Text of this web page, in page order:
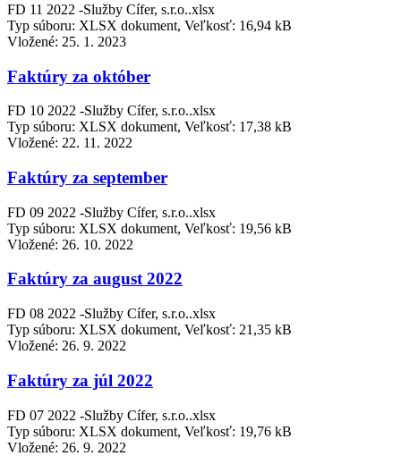
FD 11 2022 -Služby Cífer, s.r.o..xlsx
Typ súboru: XLSX dokument, Veľkosť: 16,94 kB
Vložené: 25. 1. 2023
Faktúry za október
FD 10 2022 -Služby Cífer, s.r.o..xlsx
Typ súboru: XLSX dokument, Veľkosť: 17,38 kB
Vložené: 22. 11. 2022
Faktúry za september
FD 09 2022 -Služby Cífer, s.r.o..xlsx
Typ súboru: XLSX dokument, Veľkosť: 19,56 kB
Vložené: 26. 10. 2022
Faktúry za august 2022
FD 08 2022 -Služby Cífer, s.r.o..xlsx
Typ súboru: XLSX dokument, Veľkosť: 21,35 kB
Vložené: 26. 9. 2022
Faktúry za júl 2022
FD 07 2022 -Služby Cífer, s.r.o..xlsx
Typ súboru: XLSX dokument, Veľkosť: 19,76 kB
Vložené: 26. 9. 2022